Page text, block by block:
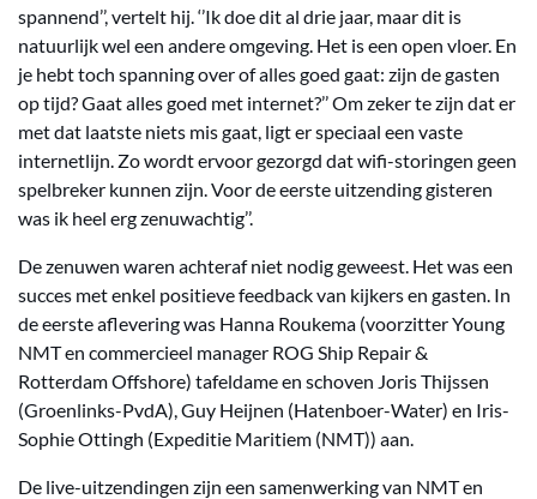
spannend’’, vertelt hij. ‘’Ik doe dit al drie jaar, maar dit is
natuurlijk wel een andere omgeving. Het is een open vloer. En
je hebt toch spanning over of alles goed gaat: zijn de gasten
op tijd? Gaat alles goed met internet?’’ Om zeker te zijn dat er
met dat laatste niets mis gaat, ligt er speciaal een vaste
internetlijn. Zo wordt ervoor gezorgd dat wifi-storingen geen
spelbreker kunnen zijn. Voor de eerste uitzending gisteren
was ik heel erg zenuwachtig’’.
De zenuwen waren achteraf niet nodig geweest. Het was een
succes met enkel positieve feedback van kijkers en gasten. In
de eerste aflevering was Hanna Roukema (voorzitter Young
NMT en commercieel manager ROG Ship Repair &
Rotterdam Offshore) tafeldame en schoven Joris Thijssen
(Groenlinks-PvdA), Guy Heijnen (Hatenboer-Water) en Iris-
Sophie Ottingh (Expeditie Maritiem (NMT)) aan.
De live-uitzendingen zijn een samenwerking van NMT en